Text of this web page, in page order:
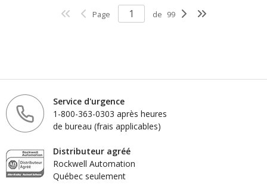
Page de 99
Service d'urgence
1-800-363-0303 après heures
de bureau (frais applicables)
Distributeur agréé
Rockwell Automation
Québec seulement